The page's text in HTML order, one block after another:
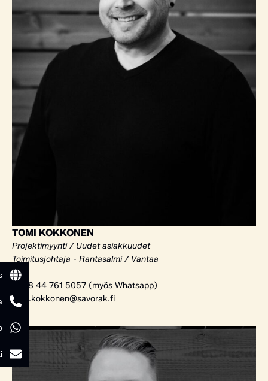
TOMI KOKKONEN
Projektimyynti / Uudet asiakkuudet
Toimitusjohtaja - Rantasalmi / Vantaa
+358 44 761 5057 (myös Whatsapp)
tomi.kokkonen@savorak.fi